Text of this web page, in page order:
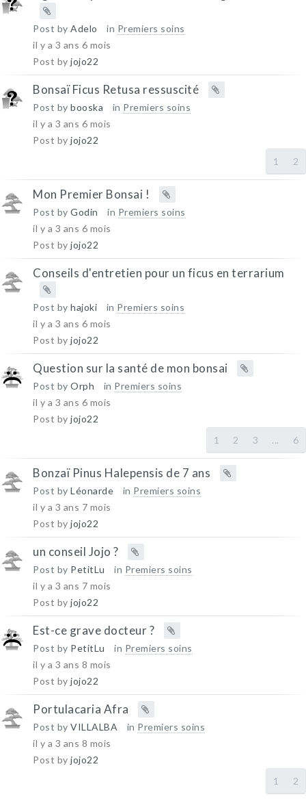
Post by Adelo in Premiers soins
il y a 3 ans 6 mois
Post by jojo22
Bonsaï Ficus Retusa ressuscité
Post by booska in Premiers soins
il y a 3 ans 6 mois
Post by jojo22
1
2
Mon Premier Bonsai !
Post by Godin in Premiers soins
il y a 3 ans 6 mois
Post by jojo22
Conseils d'entretien pour un ficus en terrarium
Post by hajoki in Premiers soins
il y a 3 ans 6 mois
Post by jojo22
Question sur la santé de mon bonsai
Post by Orph in Premiers soins
il y a 3 ans 6 mois
Post by jojo22
1
2 3 ... 6
Bonzaï Pinus Halepensis de 7 ans
Post by Léonarde in Premiers soins
il y a 3 ans 7 mois
Post by jojo22
un conseil Jojo ?
Post by PetitLu in Premiers soins
il y a 3 ans 7 mois
Post by jojo22
Est-ce grave docteur ?
Post by PetitLu in Premiers soins
il y a 3 ans 8 mois
Post by jojo22
Portulacaria Afra
Post by VILLALBA in Premiers soins
il y a 3 ans 8 mois
Post by jojo22
1
2